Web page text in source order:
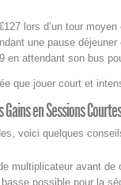
lors d’un tour
une pause
en attendant son bus
que jouer court et
en Sessions Courtes
voici quelques
multiplicateur avant de
possible pour la